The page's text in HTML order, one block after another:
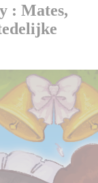
: Mates,